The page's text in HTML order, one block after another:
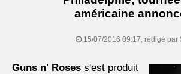
américaine
15/07/2016 09:17, rédigé par
Guns n' Roses s'est produit